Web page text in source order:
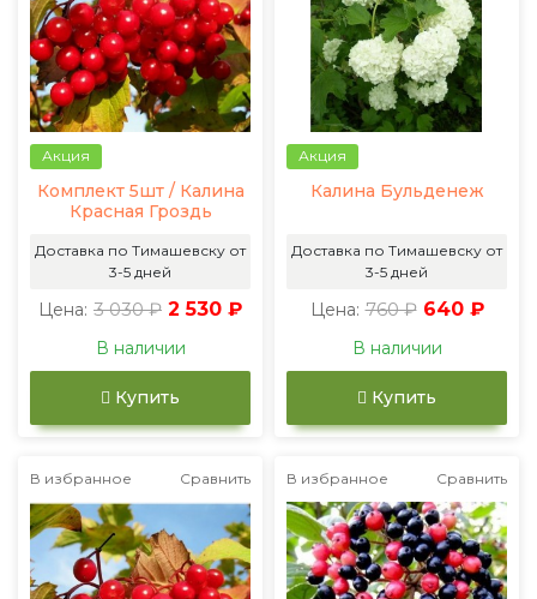
Акция
Комплект 5шт / Калина
Красная Гроздь
Доставка по Тимашевску от
3-5 дней
Цена: 3 030 ₽ 2 530 ₽
В наличии
Купить
Акция
Калина Бульденеж
Доставка по Тимашевску от
3-5 дней
Цена: 760 ₽ 640 ₽
В наличии
Купить
В избранное Сравнить В избранное Сравнить